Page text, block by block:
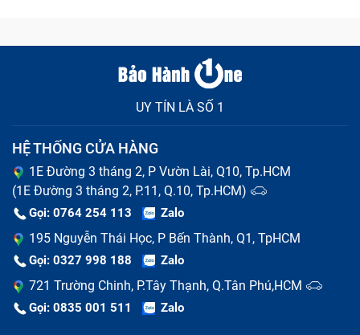
UY TÍN LÀ SỐ 1
HỆ THỐNG CỬA HÀNG
1E Đường 3 tháng 2, P Vườn Lài, Q10, Tp.HCM
(1E Đường 3 tháng 2, P.11, Q.10, Tp.HCM)
Gọi: 0764 254 113 Zalo
195 Nguyễn Thái Học, P Bến Thành, Q1, TpHCM
Gọi: 0327 998 188 Zalo
721 Trường Chinh, P.Tây Thạnh, Q.Tân Phú,HCM
Gọi: 0835 001 511 Zalo